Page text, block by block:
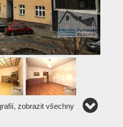
zobrazit všechny